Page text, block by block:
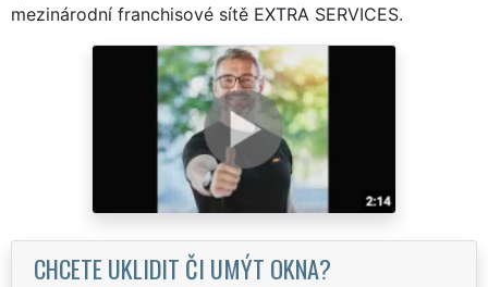
mezinárodní franchisové sítě EXTRA SERVICES.
CHCETE UKLIDIT ČI UMÝT OKNA?